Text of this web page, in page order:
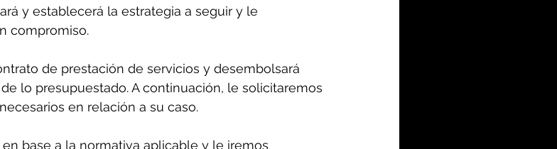
y establecerá la estrategia a seguir y le
compromiso.
de prestación de servicios y desembolsará
lo presupuestado. A continuación, le solicitaremos
en relación a su caso.
base a la normativa aplicable y le iremos